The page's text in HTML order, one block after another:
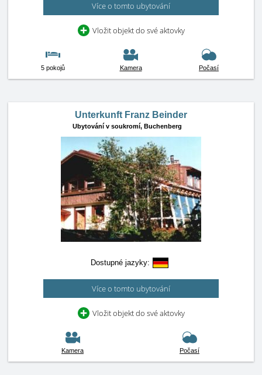
Více o tomto ubytování
Vložit objekt do své aktovky
5 pokojů Kamera Počasí
Unterkunft Franz Beinder
Ubytování v soukromí, Buchenberg
Dostupné jazyky:
Více o tomto ubytování
Vložit objekt do své aktovky
Kamera Počasí